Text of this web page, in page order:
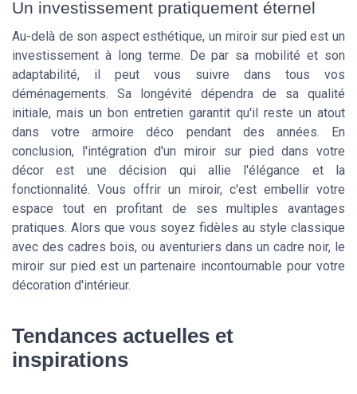
Un investissement pratiquement éternel
Au-delà de son aspect esthétique, un miroir sur pied est un
investissement à long terme. De par sa mobilité et son
adaptabilité, il peut vous suivre dans tous vos
déménagements. Sa longévité dépendra de sa qualité
initiale, mais un bon entretien garantit qu'il reste un atout
dans votre armoire déco pendant des années. En
conclusion, l'intégration d'un miroir sur pied dans votre
décor est une décision qui allie l'élégance et la
fonctionnalité. Vous offrir un miroir, c'est embellir votre
espace tout en profitant de ses multiples avantages
pratiques. Alors que vous soyez fidèles au style classique
avec des cadres bois, ou aventuriers dans un cadre noir, le
miroir sur pied est un partenaire incontournable pour votre
décoration d'intérieur.
Tendances actuelles et
inspirations